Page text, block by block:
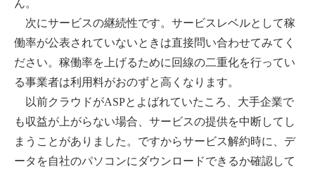
ん。
次にサービスの継続性です。サービスレベルとして稼
働率が公表されていないときは直接問い合わせてみてく
ださい。稼働率を上げるために回線の二重化を行ってい
る事業者は利用料がおのずと高くなります。
以前クラウドがASPとよばれていたころ、大手企業で
も収益が上がらない場合、サービスの提供を中断してし
まうことがありました。ですからサービス解約時に、デ
ータを自社のパソコンにダウンロードできるか確認して